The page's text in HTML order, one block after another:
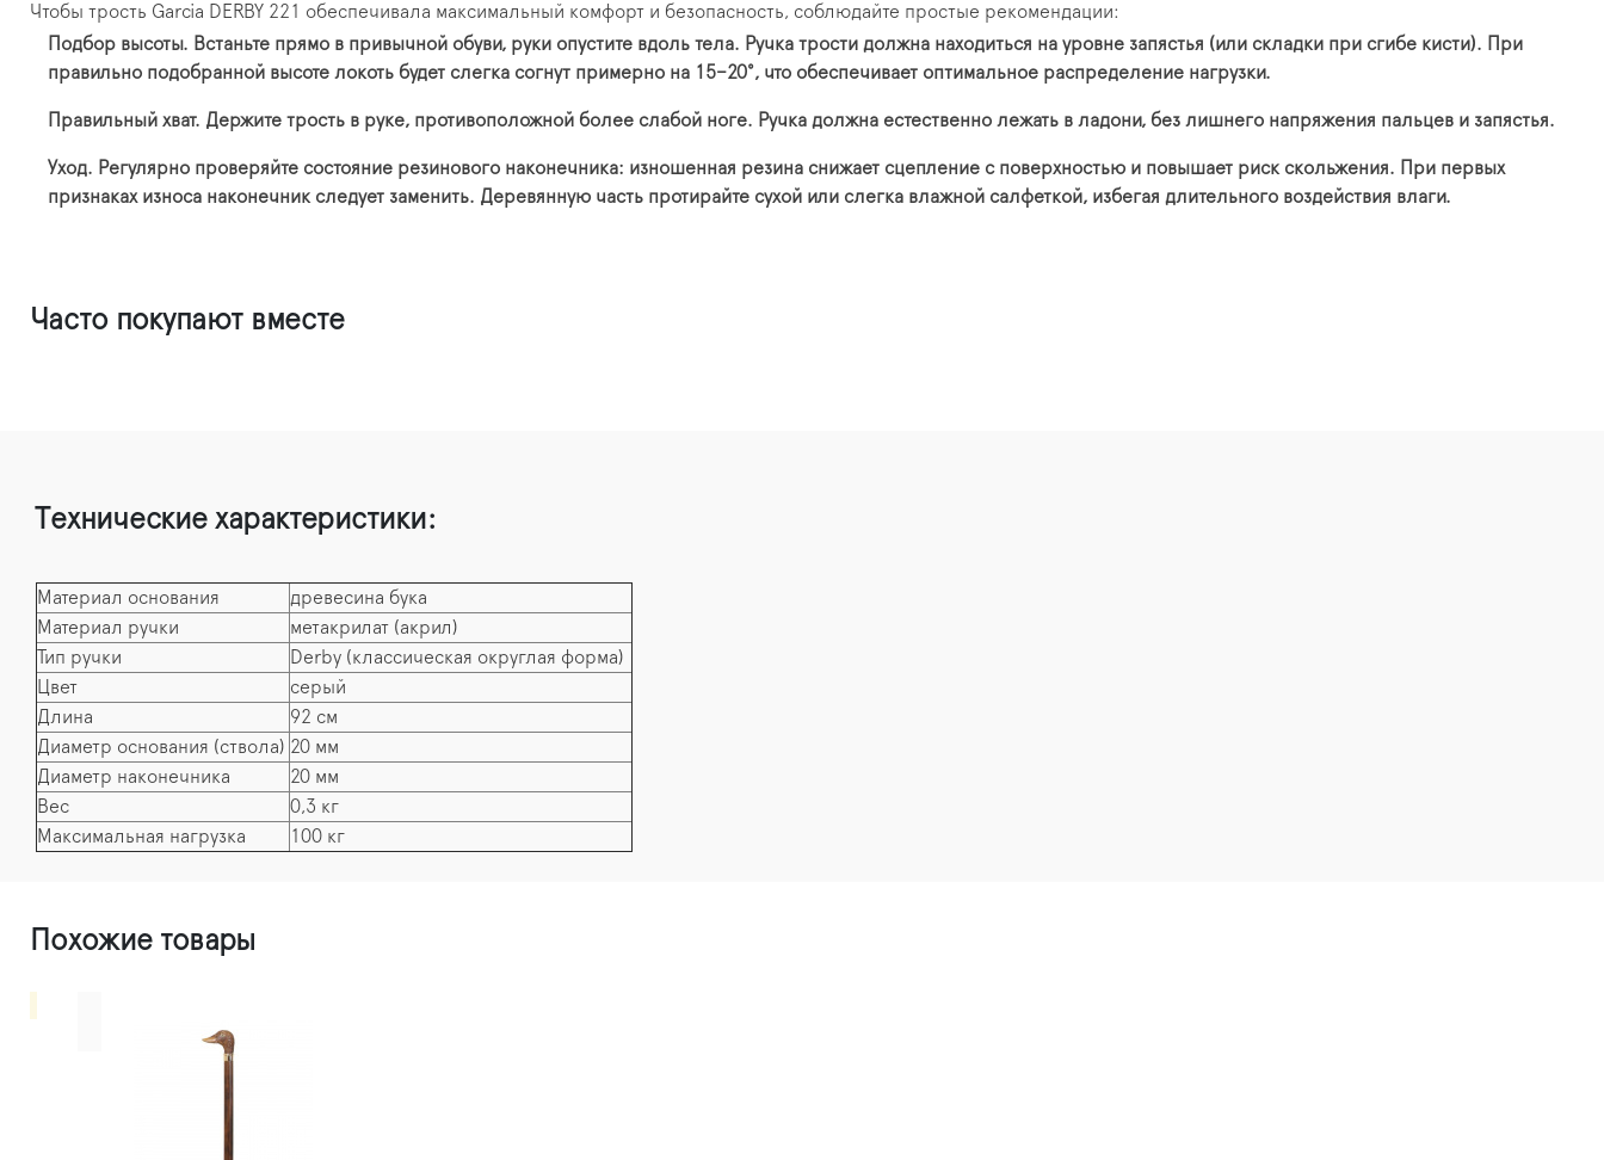
Чтобы трость Garcia DERBY 221 обеспечивала максимальный комфорт и безопасность, соблюдайте простые рекомендации:
Подбор высоты. Встаньте прямо в привычной обуви, руки опустите вдоль тела. Ручка трости должна находиться на уровне запястья (или складки при сгибе кисти). При
правильно подобранной высоте локоть будет слегка согнут примерно на 15–20°, что обеспечивает оптимальное распределение нагрузки.
Правильный хват. Держите трость в руке, противоположной более слабой ноге. Ручка должна естественно лежать в ладони, без лишнего напряжения пальцев и запястья.
Уход. Регулярно проверяйте состояние резинового наконечника: изношенная резина снижает сцепление с поверхностью и повышает риск скольжения. При первых
признаках износа наконечник следует заменить. Деревянную часть протирайте сухой или слегка влажной салфеткой, избегая длительного воздействия влаги.
Часто покупают вместе
Технические характеристики:
Материал основания
древесина бука
Материал ручки
метакрилат (акрил)
Тип ручки
Derby (классическая округлая форма)
Цвет
серый
Длина
92 см
Диаметр основания (ствола) 20 мм
Диаметр наконечника
20 мм
Вес
0,3 кг
Максимальная нагрузка
100 кг
Похожие товары